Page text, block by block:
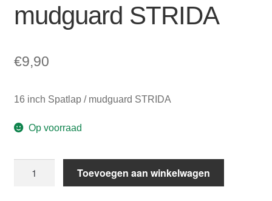
mudguard STRIDA
€9,90
16 inch Spatlap / mudguard STRIDA
Op voorraad
Toevoegen aan winkelwagen